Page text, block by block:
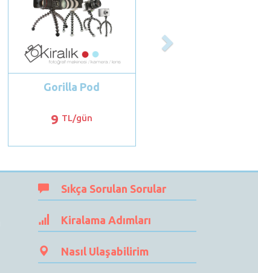
Gorilla Pod
9 TL/gün
Sıkça Sorulan Sorular
Kiralama Adımları
Nasıl Ulaşabilirim